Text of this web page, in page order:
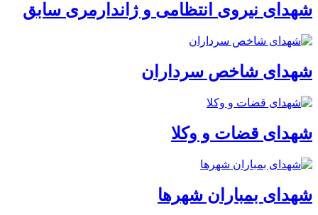
شهدای نیروی انتظامی و ژاندارمری سابق
شهدای شاخص سرداران
شهدای قضات و وکلا
شهدای بمباران شهرها